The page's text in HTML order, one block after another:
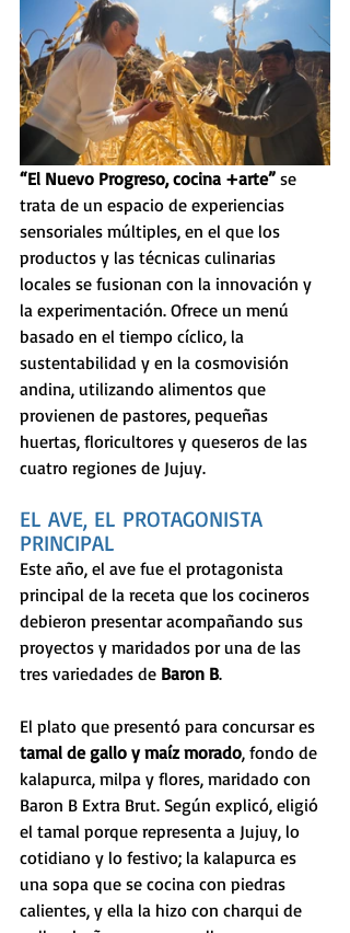
“El Nuevo Progreso, cocina +arte” se
trata de un espacio de experiencias
sensoriales múltiples, en el que los
productos y las técnicas culinarias
locales se fusionan con la innovación y
la experimentación. Ofrece un menú
basado en el tiempo cíclico, la
sustentabilidad y en la cosmovisión
andina, utilizando alimentos que
provienen de pastores, pequeñas
huertas, floricultores y queseros de las
cuatro regiones de Jujuy.
EL AVE, EL PROTAGONISTA
PRINCIPAL
Este año, el ave fue el protagonista
principal de la receta que los cocineros
debieron presentar acompañando sus
proyectos y maridados por una de las
tres variedades de Baron B.
El plato que presentó para concursar es
tamal de gallo y maíz morado, fondo de
kalapurca, milpa y flores, maridado con
Baron B Extra Brut. Según explicó, eligió
el tamal porque representa a Jujuy, lo
cotidiano y lo festivo; la kalapurca es
una sopa que se cocina con piedras
calientes, y ella la hizo con charqui de